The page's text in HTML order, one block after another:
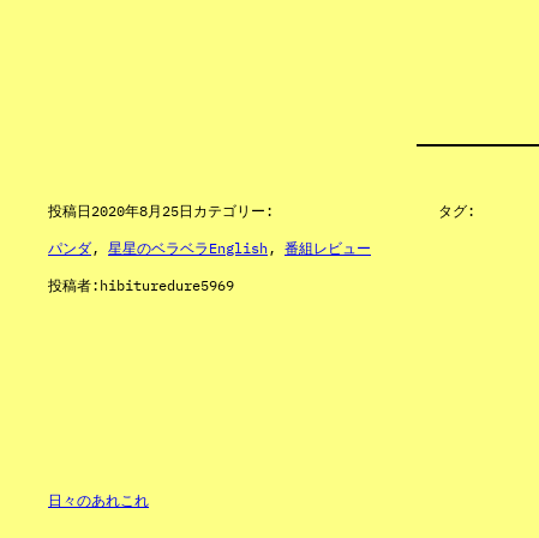
投稿日2020年8月25日 カテゴリー:
パンダ, 星星のベラベラEnglish, 番組レビュー
投稿者: hibituredure5969
タグ:
日々のあれこれ